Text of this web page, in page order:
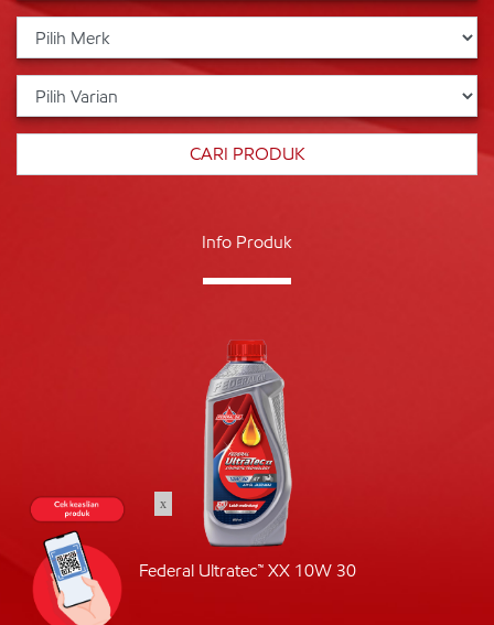
Info Produk
Federal Ultratec™ XX 10W 30
x